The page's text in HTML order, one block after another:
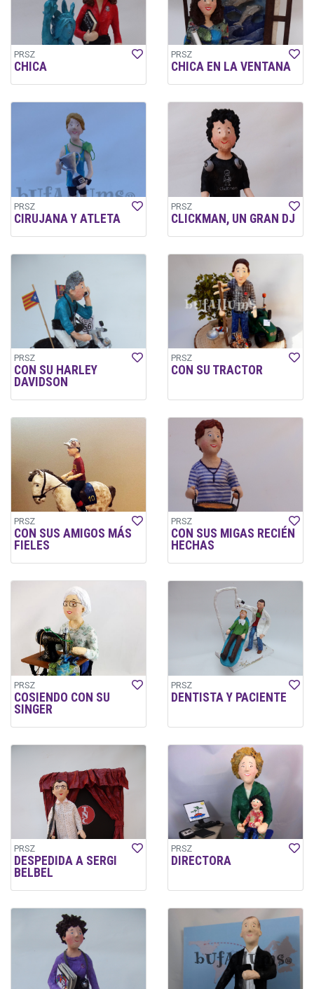
PRSZ
CHICA
PRSZ
CHICA EN LA VENTANA
PRSZ
CIRUJANA Y ATLETA
PRSZ
CLICKMAN, UN GRAN DJ
PRSZ
CON SU HARLEY
DAVIDSON
PRSZ
CON SU TRACTOR
PRSZ
CON SUS AMIGOS MÁS
FIELES
PRSZ
CON SUS MIGAS RECIÉN
HECHAS
PRSZ
COSIENDO CON SU
SINGER
PRSZ
DENTISTA Y PACIENTE
PRSZ
DESPEDIDA A SERGI
BELBEL
PRSZ
DIRECTORA